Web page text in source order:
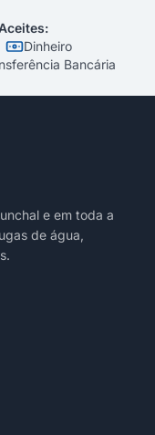
Dinheiro
Bancária
e em toda a
de água,